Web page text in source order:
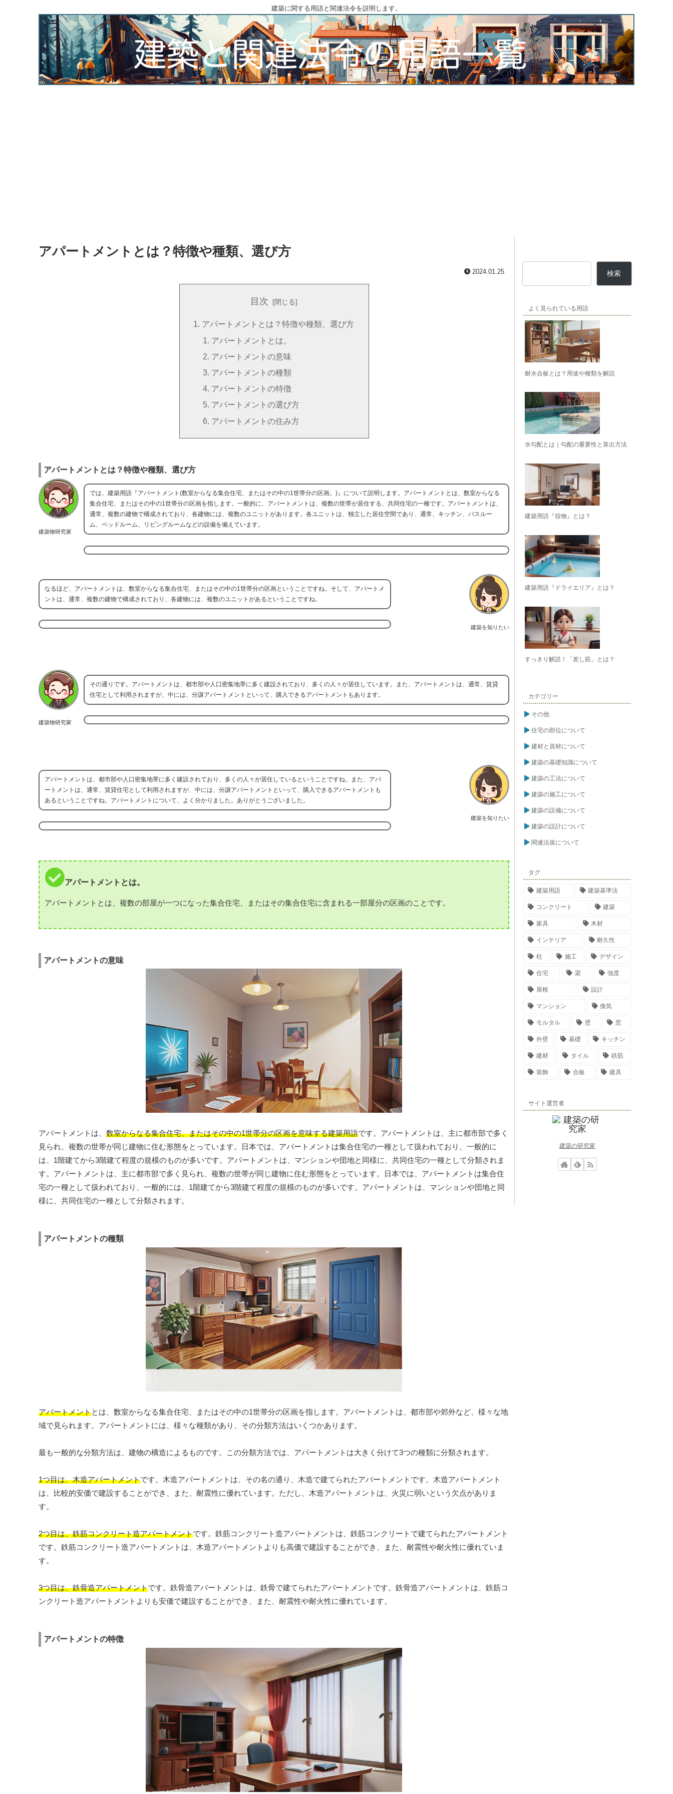
建築に関する用語と関連法令を説明します。
アパートメントとは？特徴や種類、選び方
2024.01.25
目次
アパートメントとは？特徴や種類、選び方
アパートメントとは。
アパートメントの意味
アパートメントの種類
アパートメントの特徴
アパートメントの選び方
アパートメントの住み方
アパートメントとは？特徴や種類、選び方
建築物研究家
では、建築用語『アパートメント(数室からなる集合住宅、またはその中の1世帯分の区画。)』について説明します。アパートメントとは、数室からなる
集合住宅、またはその中の1世帯分の区画を指します。一般的に、アパートメントは、複数の世帯が居住する、共同住宅の一種です。アパートメントは、
通常、複数の建物で構成されており、各建物には、複数のユニットがあります。各ユニットは、独立した居住空間であり、通常、キッチン、バスルー
ム、ベッドルーム、リビングルームなどの設備を備えています。
建築を知りたい
なるほど、アパートメントは、数室からなる集合住宅、またはその中の1世帯分の区画ということですね。そして、アパートメ
ントは、通常、複数の建物で構成されており、各建物には、複数のユニットがあるということですね。
建築物研究家
その通りです。アパートメントは、都市部や人口密集地帯に多く建設されており、多くの人々が居住しています。また、アパートメントは、通常、賃貸
住宅として利用されますが、中には、分譲アパートメントといって、購入できるアパートメントもあります。
建築を知りたい
アパートメントは、都市部や人口密集地帯に多く建設されており、多くの人々が居住しているということですね。また、アパ
ートメントは、通常、賃貸住宅として利用されますが、中には、分譲アパートメントといって、購入できるアパートメントも
あるということですね。アパートメントについて、よく分かりました。ありがとうございました。
アパートメントとは。
アパートメントとは、複数の部屋が一つになった集合住宅、またはその集合住宅に含まれる一部屋分の区画のことです。
アパートメントの意味
アパートメントは、 数室からなる集合住宅、またはその中の1世帯分の区画を意味する建築用語です。アパートメントは、主に都市部で多く
見られ、複数の世帯が同じ建物に住む形態をとっています。日本では、アパートメントは集合住宅の一種として扱われており、一般的に
は、1階建てから3階建て程度の規模のものが多いです。アパートメントは、マンションや団地と同様に、共同住宅の一種として分類されま
す。アパートメントは、主に都市部で多く見られ、複数の世帯が同じ建物に住む形態をとっています。日本では、アパートメントは集合住
宅の一種として扱われており、一般的には、1階建てから3階建て程度の規模のものが多いです。アパートメントは、マンションや団地と同
様に、共同住宅の一種として分類されます。
アパートメントの種類
アパートメントとは、数室からなる集合住宅、またはその中の1世帯分の区画を指します。アパートメントは、都市部や郊外など、様々な地
域で見られます。アパートメントには、様々な種類があり、その分類方法はいくつかあります。
最も一般的な分類方法は、建物の構造によるものです。この分類方法では、アパートメントは大きく分けて3つの種類に分類されます。
1つ目は、木造アパートメントです。木造アパートメントは、その名の通り、木造で建てられたアパートメントです。木造アパートメント
は、比較的安価で建設することができ、また、耐震性に優れています。ただし、木造アパートメントは、火災に弱いという欠点がありま
す。
2つ目は、鉄筋コンクリート造アパートメントです。鉄筋コンクリート造アパートメントは、鉄筋コンクリートで建てられたアパートメント
です。鉄筋コンクリート造アパートメントは、木造アパートメントよりも高価で建設することができ、また、耐震性や耐火性に優れていま
す。
3つ目は、鉄骨造アパートメントです。鉄骨造アパートメントは、鉄骨で建てられたアパートメントです。鉄骨造アパートメントは、鉄筋コ
ンクリート造アパートメントよりも安価で建設することができ、また、耐震性や耐火性に優れています。
アパートメントの特徴
検索
よく見られている用語
耐水合板とは？用途や種類を解説
水勾配とは｜勾配の重要性と算出方法
建築用語『役物』とは？
建築用語『ドライエリア』とは？
すっきり解説！「差し筋」とは？
カテゴリー
その他
住宅の部位について
建材と資材について
建築の基礎知識について
建築の工法について
建築の施工について
建築の設備について
建築の設計について
関連法規について
タグ
建築用語 建築基準法
コンクリート 建築
家具 木材
インテリア 耐久性
柱 施工 デザイン
住宅 梁 強度
屋根 設計
マンション 換気
モルタル 壁 窓
外壁 基礎 キッチン
建材 タイル 鉄筋
装飾 合板 建具
サイト運営者
建築の研究家